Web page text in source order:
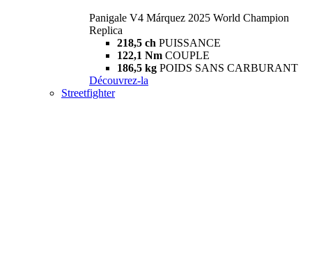
Panigale V4 Márquez 2025 World Champion
Replica
218,5 ch PUISSANCE
122,1 Nm COUPLE
186,5 kg POIDS SANS CARBURANT
Découvrez-la
Streetfighter